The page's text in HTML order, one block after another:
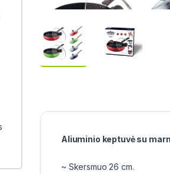
Aliuminio keptuvė su
~ Skersmuo 26 cm.